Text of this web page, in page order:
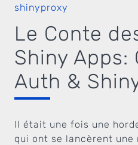
shinyproxy
Le Conte
Shiny Apps:
Auth &
Il était une fois une
qui ont se lancèrent une